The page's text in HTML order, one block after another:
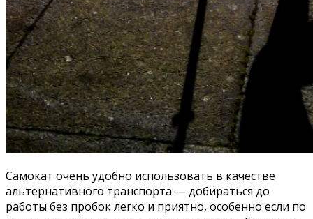
Самокат очень удобно использовать в качестве
альтернативного транспорта — добираться до
работы без пробок легко и приятно, особенно если по